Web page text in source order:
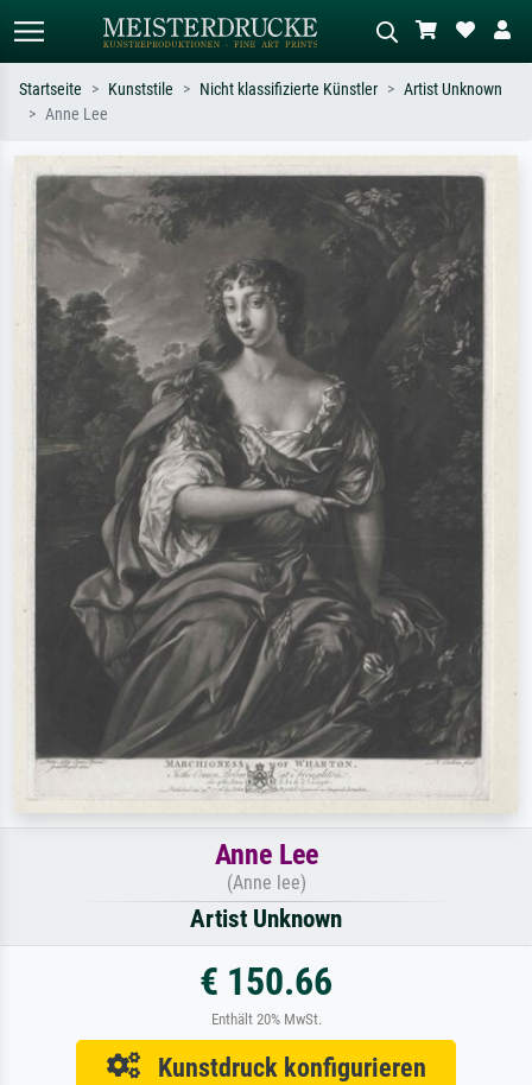
Suchen Sie nach Künstlern, Werktiteln
oder Stilen – z.B. Monet,
Sternennacht, Impressionismus, Welle
Hokusai, Akt.
Beschreiben Sie die Szene – z.B. Grüne
Wiese, Abstrakt mit viel Rot, Dunkles
Ölgemälde, Stehender Akt neben einem
Baum.
Startseite Kunststile Nicht klassifizierte Künstler
Artist Unknown
Anne Lee
Anne Lee
(Anne lee)
Artist Unknown
€ 150.66
Enthält 20% MwSt.
Kunstdruck konfigurieren